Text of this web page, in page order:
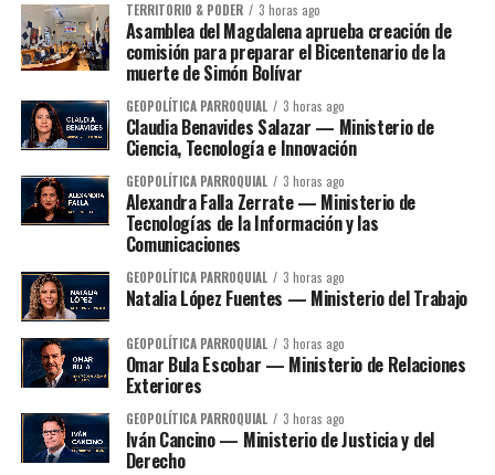
TERRITORIO & PODER 3 horas ago
Asamblea del Magdalena aprueba creación de
comisión para preparar el Bicentenario de la
muerte de Simón Bolívar
GEOPOLÍTICA PARROQUIAL 3 horas ago
Claudia Benavides Salazar — Ministerio de
Ciencia, Tecnología e Innovación
GEOPOLÍTICA PARROQUIAL 3 horas ago
Alexandra Falla Zerrate — Ministerio de
Tecnologías de la Información y las
Comunicaciones
GEOPOLÍTICA PARROQUIAL 3 horas ago
Natalia López Fuentes — Ministerio del Trabajo
GEOPOLÍTICA PARROQUIAL 3 horas ago
Omar Bula Escobar — Ministerio de Relaciones
Exteriores
GEOPOLÍTICA PARROQUIAL 3 horas ago
Iván Cancino — Ministerio de Justicia y del
Derecho